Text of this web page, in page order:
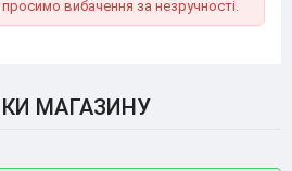
вибачення за незручності.
МАГАЗИНУ